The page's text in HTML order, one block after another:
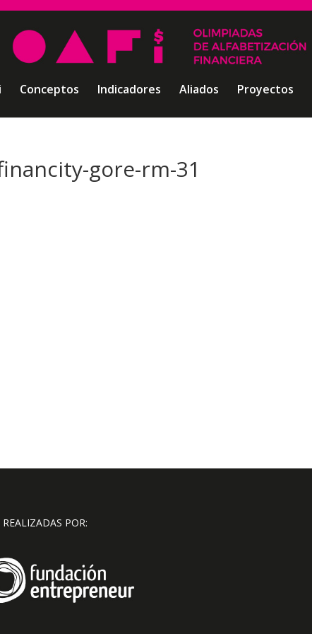
Conceptos Indicadores Aliados Proyectos
gore-rm-31
POR: